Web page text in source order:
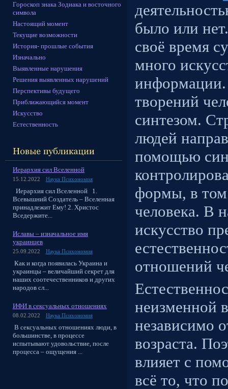
Гороскоп знака Зодиака и восточного
символа
Настоящий момент
Текущие возможности
История- прошлые события
Изначально
Выявленные нарушения
Решения выявленных нарушений
Перспективы будущего
Приближающийся момент
Искусство
Естественность
Иерархия сил Вселенной
15.12.2022 Наука Психономия
Иерархия сил Вселенной 1.
Всевышний Создатель – Вселенная
принадлежит Ему! 2. Христос
Вседержите...
Иславы – изначальное имя
украинцев
25.09.2022 Наука Психономия
Как и когда появилась Украина и
украинцы – величайший секрет для
наших соотечественников и других
народов сл...
ИФИ в сексуальных отношениях
08.02.2022 Наука Психономия
В сексуальных отношениях люди, в
большинстве, в процессе
испытывают удовольствие, после
процесса – ощущения ...
было или
своё время
много
информации.
творений
синтезом.
людей
помощью
формы, в
человека. В
искусство
отношений
неизменной
независимо
возраста.
влияет с
всё то, что